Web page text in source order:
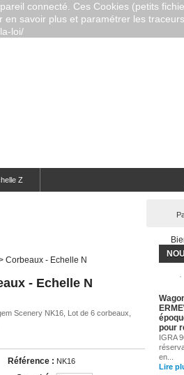
Z
Corbeaux - Echelle N
- Echelle N
Scenery NK16, Lot de 6 corbeaux,
Référence : NK16
pour
IGRA
en...
Lire
connecté. Ces Cookies (petits
savoir plus et paramétrer les
loi/